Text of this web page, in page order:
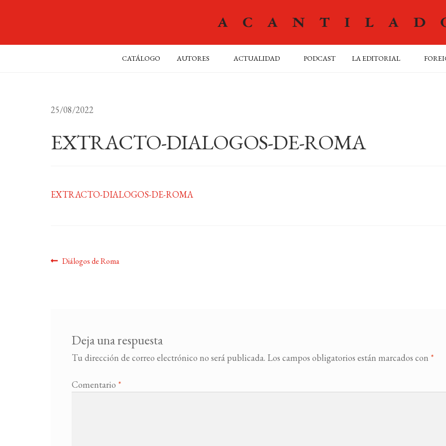
CATÁLOGO AUTORES ACTUALIDAD PODCAST LA EDITORIAL
25/08/2022
EXTRACTO-DIALOGOS-DE-ROMA
EXTRACTO-DIALOGOS-DE-ROMA
Navegación
Anterior:
Diálogos de Roma
Deja una respuesta
Tu dirección de correo electrónico no será publicada. Los campos obligatorios están marcados con *
Comentario *